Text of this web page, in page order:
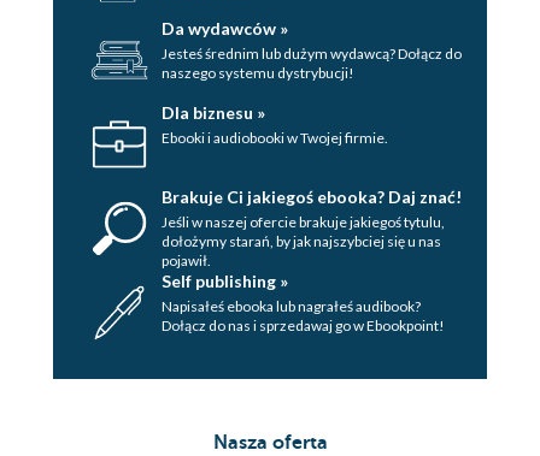
Da wydawców »
Jesteś średnim lub dużym wydawcą? Dołącz do
naszego systemu dystrybucji!
Dla biznesu »
Ebooki i audiobooki w Twojej firmie.
Brakuje Ci jakiegoś ebooka? Daj znać!
Jeśli w naszej ofercie brakuje jakiegoś tytulu,
dołożymy starań, by jak najszybciej się u nas
pojawił.
Self publishing »
Napisałeś ebooka lub nagrałeś audibook?
Dołącz do nas i sprzedawaj go w Ebookpoint!
Nasza oferta